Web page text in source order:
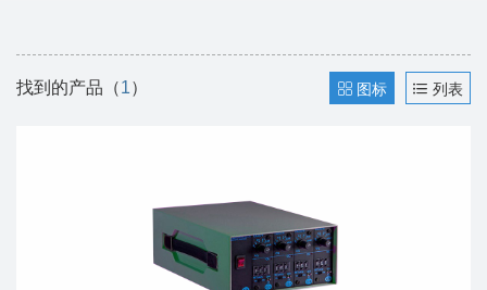
找到的产品（1） 图标 列表